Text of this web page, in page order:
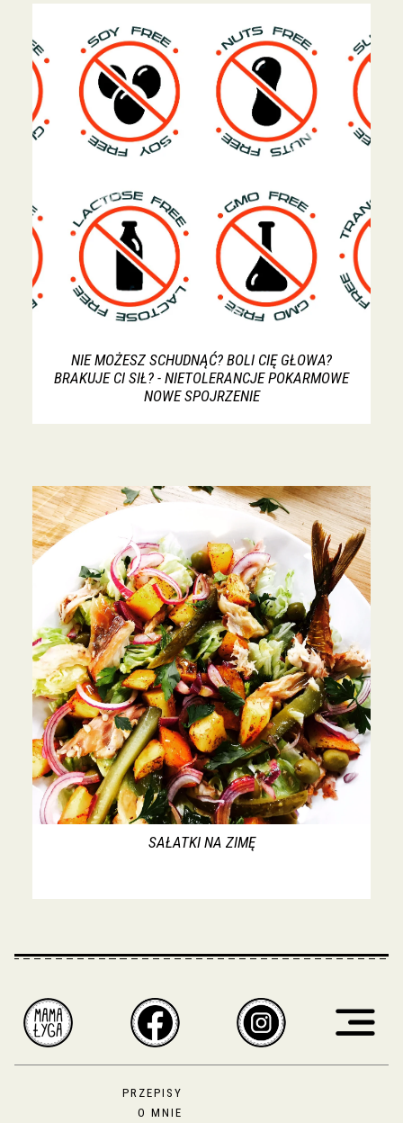
NIE MOŻESZ SCHUDNĄĆ? BOLI CIĘ GŁOWA?
BRAKUJE CI SIŁ? - NIETOLERANCJE POKARMOWE
NOWE SPOJRZENIE
SAŁATKI NA ZIMĘ
PRZEPISY
O MNIE